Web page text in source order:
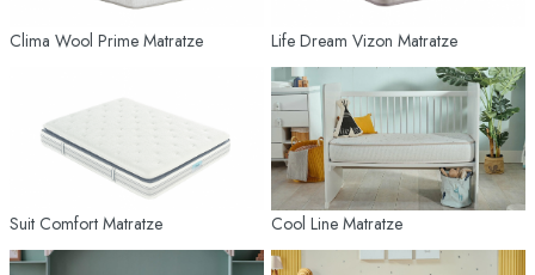
Clima Wool Prime Matratze Life Dream Vizon Matratze
Suit Comfort Matratze Cool Line Matratze